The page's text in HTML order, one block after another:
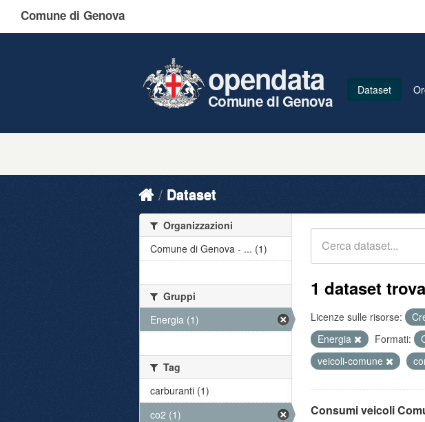
Comune di Genova
opendata
Comune di Genova
Dataset
Dataset
1 dataset
Licenze sulle risorse:
Energia
Formati:
veicoli-comune
Consumi veicoli
Organizzazioni
Comune di Genova - ... (1)
Gruppi
Energia (1)
Tag
carburanti (1)
co2 (1)